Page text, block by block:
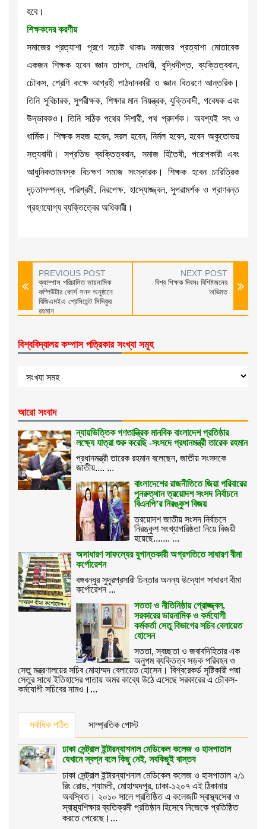
হবে।
শিক্ষকদের করণীয়
সমাজের প্রত্যাশা পূরণে সচেষ্ট থাকাঃ সমাজের প্রত্যাশা মোতাবেক
একজন শিক্ষক হবেন জ্ঞান তাপস, মেধাবী, বুদ্ধিদীপ্ত, ব্যক্তিত্ববান,
চৌকস, শ্রেণি কক্ষে আগ্রহী পাঠদানকারী ও জ্ঞান বিতরণে আন্তরিক।
তিনি সুবিচারক, সুপরীক্ষক, শিক্ষার মান নিয়ন্ত্রক, যুক্তিবাদী, গবেষক এবং
উদ্ভাবকও। তিনি সঠিক পথের দিশারী, পথ প্রদর্শক। অবশ্যই সৎ ও
ধার্মিক। শিক্ষক সহজ হবেন, সরল হবেন, নির্মল হবেন, হবেন অকুতোভয়
সত্যবাদী। সপ্রতিভ ব্যক্তিত্ববান, সমাজ হিতৈষী, পরোপকারী এবং
আধুনিকতামনস্ক বিচক্ষণ সমাজ সংস্কারক। শিক্ষক হবেন চারিত্রিক
দৃঢ়তাসম্পন্ন, পরিশ্রমী, নিরপেক্ষ, হাস্যোজ্জ্বল, সুপরামর্শক ও প্রাণবন্ত
গ্রহণযোগ্য ব্যক্তিত্বের অধিকারী।
PREVIOUS POST
ক্যাম্পাস পরিচালিত ডায়নামিক
কম্পিউটার কোর্স সনদ অনুষ্ঠানে
বিজিএমইএ প্রেসিডেন্ট সিদ্দিকুর
রহমান
NEXT POST
বিশ্ব শিক্ষক দিবসঃ বিশিষ্টজনের
অভিমত
বিশ্ববিদ্যালয় কম্পাস পত্রিকার সংখ্যা সমূহ
আরো সংবাদ
ন্যায়ভিত্তিক গণতান্ত্রিক মানবিক বাংলাদেশ প্রতিষ্ঠার
লক্ষ্যে যাত্রা শুরু করেছি -সংসদে প্রধানমন্ত্রী তারেক রহমান
প্রধানমন্ত্রী তারেক রহমান বলেছেন, জাতীয় সংসদকে
জাতীয়.... ...
বাংলাদেশের রাজনীতিতে জিয়া পরিবারের
পুনরুত্থান ত্রয়োদশ সংসদ নির্বাচনে
বিএনপি’র নিরঙ্কুশ বিজয়
ত্রয়োদশ জাতীয় সংসদ নির্বাচনে
নিরঙ্কুশ সংখ্যাগরিষ্ঠতা নিয়ে বিজয়ী
হয়েছে....... ...
অসাধারণ সাফল্যের যুগান্তকারী অগ্রগতিতে সাধারণ বীমা
কর্পোরেশন
বঙ্গবন্ধুর সুদূরপ্রসারী চিন্তার অনন্য উদ্যোগ সাধারণ বীমা
কর্পোরেশন ...
সততা ও নীতিনিষ্ঠায় প্রোজ্জ্বল,
সরকারের ডায়নামিক ও কর্মযোগী
কর্মকর্তা সেতু বিভাগের সচিব বেলায়েত
হোসেন
সততা, স্বচ্ছতা ও জবাবদিহিতার এক
অনুপম ব্যক্তিত্ব সড়ক পরিবহন ও
সেতু মন্ত্রণালয়ের সচিব মোহাম্মদ বেলায়েত হোসেন। বিশ্বরেকর্ড সৃষ্টিকারী পদ্মা
সেতুর সাথে ইতিহাসের পাতায় অমর কাব্যে উঠে এসেছে সরকারের এ চৌকস-
কর্মযোগী সচিবের নামও।...
সর্বাধিক পঠিত সাম্প্রতিক পোস্ট
ঢাকা সেন্ট্রাল ইন্টারন্যাশনাল মেডিকেল কলেজ ও হাসপাতাল
যেখানে স্বপ্ন বলে কিছু নেই, সবকিছুই বাস্তব
ঢাকা সেন্ট্রাল ইন্টারন্যাশনাল মেডিকেল কলেজ ও হাসপাতাল ২/১
রিং রোড, শ্যামলী, মোহাম্মদপুর, ঢাকা-১২০৭ এই ঠিকানায়
অবস্থিত। ২০১০ সালে প্রতিষ্ঠিত এ কলেজটি স্বাস্থ্যসেবা ও
স্বাস্থ্যশিক্ষার ব্যতিক্রমী প্রতিষ্ঠান হিসেবে নিজেকে প্রতিষ্ঠিত
করতে পেরেছে।...